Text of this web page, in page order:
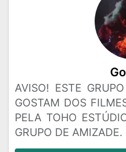
AVISO! ESTE
GOSTAM DOS
PELA TOHO
GRUPO DE AMIZADE.